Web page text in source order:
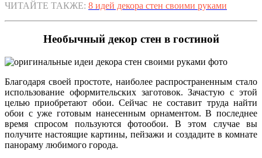
ЧИТАЙТЕ ТАКЖЕ: 8 идей декора стен своими руками
Необычный декор стен в гостиной
Благодаря своей простоте, наиболее распространенным стало
использование оформительских заготовок. Зачастую с этой
целью приобретают обои. Сейчас не составит труда найти
обои с уже готовым нанесенным орнаментом. В последнее
время спросом пользуются фотообои. В этом случае вы
получите настоящие картины, пейзажи и создадите в комнате
панораму любимого города.